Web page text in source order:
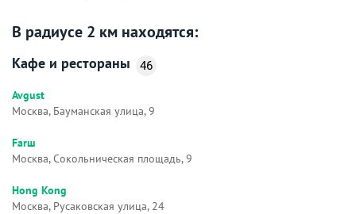
В радиусе 2 км находятся:
Кафе и рестораны 46
Avgust
Москва, Бауманская улица, 9
Farш
Москва, Сокольническая площадь, 9
Hong Kong
Москва, Русаковская улица, 24